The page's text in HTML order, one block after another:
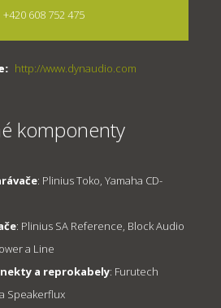
+420 608 752 475
http://www.dynaudio.com
komponenty
: Plinius Toko, Yamaha CD-
: Plinius SA Reference, Block Audio
a Line
a reprokabely: Furutech
Speakerflux